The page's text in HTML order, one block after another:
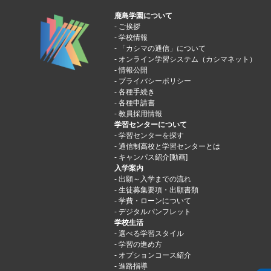
鹿島学園について
ご挨拶
学校情報
「カシマの通信」について
オンライン学習システム（カシマネット）
情報公開
プライバシーポリシー
各種手続き
各種申請書
教員採用情報
学習センターについて
学習センターを探す
通信制高校と学習センターとは
キャンパス紹介[動画]
入学案内
出願～入学までの流れ
生徒募集要項・出願書類
学費・ローンについて
デジタルパンフレット
学校生活
選べる学習スタイル
学習の進め方
オプションコース紹介
進路指導